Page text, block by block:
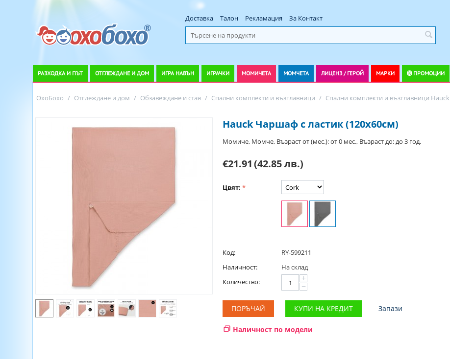
Доставка Талон Рекламация За Контакт
РАЗХОДКА И ПЪТ ОТГЛЕЖДАНЕ И ДОМ ИГРА НАВЪН ИГРАЧКИ МОМИЧЕТА МОМЧЕТА ЛИЦЕНЗ / ГЕРОЙ МАРКИ ПРОМОЦИИ
ОхоБохо / Отглеждане и дом / Обзавеждане и стая / Спални комплекти и възглавници / Спални комплекти и възглавници Hauck
Hauck Чаршаф с ластик (120х60см)
Момиче, Момче, Възраст от (мес.): от 0 мес., Възраст до: до 3 год.
€21.91(42.85 лв.)
Цвят:
Код:
RY-599211
Наличност:
На склад
Количество:
+
−
ПОРЪЧАЙ КУПИ НА КРЕДИТ Запази
Наличност по модели